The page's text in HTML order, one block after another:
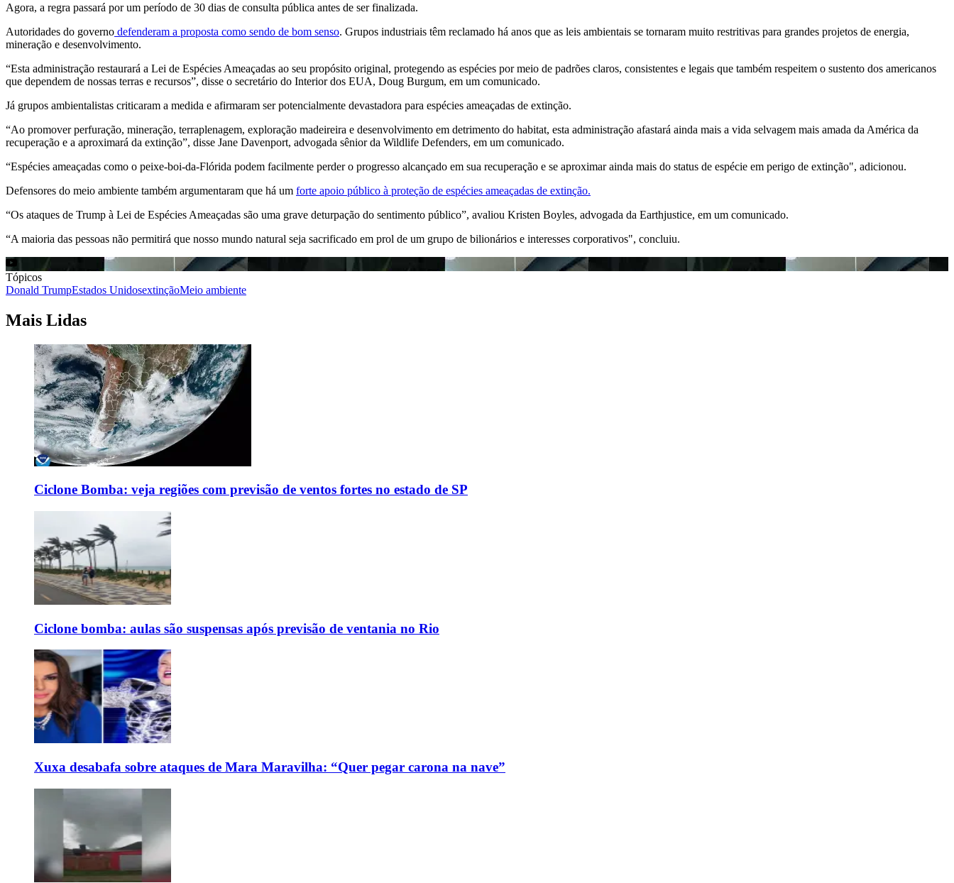
Agora, a regra passará por um período de 30 dias de consulta pública antes de ser finalizada.
Autoridades do governo defenderam a proposta como sendo de bom senso. Grupos industriais têm reclamado há anos que as leis ambientais se tornaram muito restritivas para grandes projetos de energia,
mineração e desenvolvimento.
“Esta administração restaurará a Lei de Espécies Ameaçadas ao seu propósito original, protegendo as espécies por meio de padrões claros, consistentes e legais que também respeitem o sustento dos americanos
que dependem de nossas terras e recursos”, disse o secretário do Interior dos EUA, Doug Burgum, em um comunicado.
Já grupos ambientalistas criticaram a medida e afirmaram ser potencialmente devastadora para espécies ameaçadas de extinção.
“Ao promover perfuração, mineração, terraplenagem, exploração madeireira e desenvolvimento em detrimento do habitat, esta administração afastará ainda mais a vida selvagem mais amada da América da
recuperação e a aproximará da extinção”, disse Jane Davenport, advogada sênior da Wildlife Defenders, em um comunicado.
“Espécies ameaçadas como o peixe-boi-da-Flórida podem facilmente perder o progresso alcançado em sua recuperação e se aproximar ainda mais do status de espécie em perigo de extinção", adicionou.
Defensores do meio ambiente também argumentaram que há um forte apoio público à proteção de espécies ameaçadas de extinção.
“Os ataques de Trump à Lei de Espécies Ameaçadas são uma grave deturpação do sentimento público”, avaliou Kristen Boyles, advogada da Earthjustice, em um comunicado.
“A maioria das pessoas não permitirá que nosso mundo natural seja sacrificado em prol de um grupo de bilionários e interesses corporativos", concluiu.
Tópicos
Donald TrumpEstados UnidosextinçãoMeio ambiente
Mais Lidas
Ciclone Bomba: veja regiões com previsão de ventos fortes no estado de SP
Ciclone bomba: aulas são suspensas após previsão de ventania no Rio
Xuxa desabafa sobre ataques de Mara Maravilha: “Quer pegar carona na nave”